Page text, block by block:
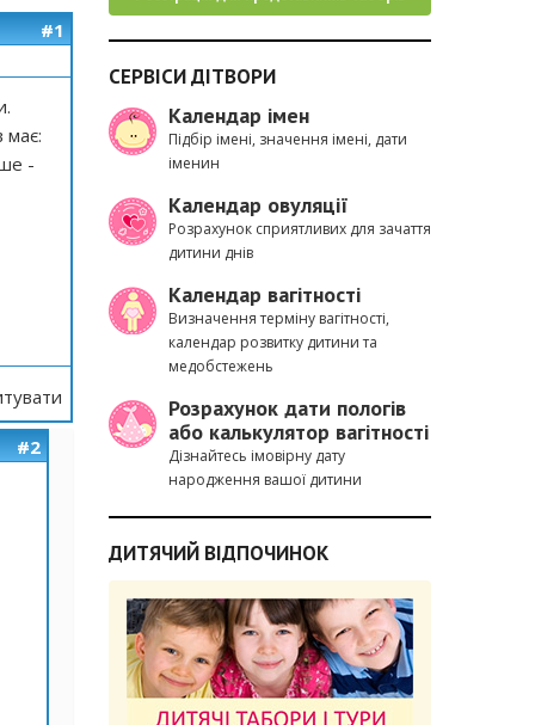
#1
має:
-
#2
СЕРВІСИ ДІТВОРИ
Календар імен
Підбір імені, значення імені, дати
іменин
Календар овуляції
Розрахунок сприятливих для зачаття
дитини днів
Календар вагітності
Визначення терміну вагітності,
календар розвитку дитини та
медобстежень
Розрахунок дати пологів
або калькулятор вагітності
Дізнайтесь імовірну дату
народження вашої дитини
ДИТЯЧИЙ ВІДПОЧИНОК